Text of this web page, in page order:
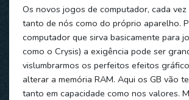
Os novos jogos de computador, cada vez
tanto de nós como do próprio aparelho.
computador que sirva basicamente para
como o Crysis) a exigência pode ser
vislumbrarmos os perfeitos efeitos
alterar a memória RAM. Aqui os GB vão
tanto em capacidade como nos valores.